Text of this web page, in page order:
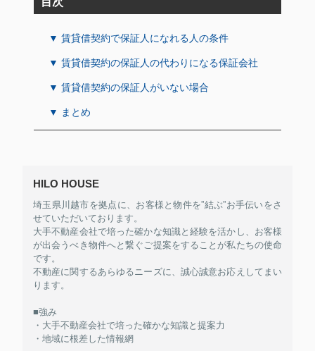
▼ 賃貸借契約で保証人になれる人の条件
▼ 賃貸借契約の保証人の代わりになる保証会社
▼ 賃貸借契約の保証人がいない場合
▼ まとめ
HILO HOUSE
埼玉県川越市を拠点に、お客様と物件を”結ぶ”お手伝いをさ
せていただいております。
大手不動産会社で培った確かな知識と経験を活かし、お客様
が出会うべき物件へと繋ぐご提案をすることが私たちの使命
です。
不動産に関するあらゆるニーズに、誠心誠意お応えしてまい
ります。
■強み
・大手不動産会社で培った確かな知識と提案力
・地域に根差した情報網